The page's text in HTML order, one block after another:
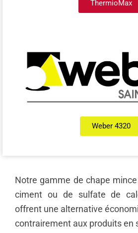
ThermioMax
Weber 4320
Notre gamme de chape
ciment ou de sulfate de
offrent une alternative
contrairement aux produits en